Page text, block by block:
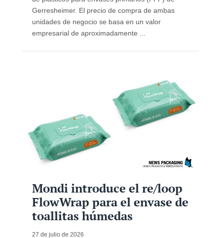
Gerresheimer. El precio de compra de ambas
unidades de negocio se basa en un valor
empresarial de aproximadamente ...
Mondi introduce el re/loop
FlowWrap para el envase de
toallitas húmedas
27 de julio de 2026